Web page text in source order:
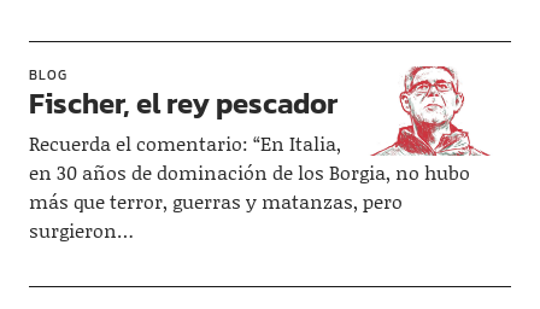
BLOG
Fischer, el rey pescador
Recuerda el comentario: “En Italia,
en 30 años de dominación de los Borgia, no hubo
más que terror, guerras y matanzas, pero
surgieron…